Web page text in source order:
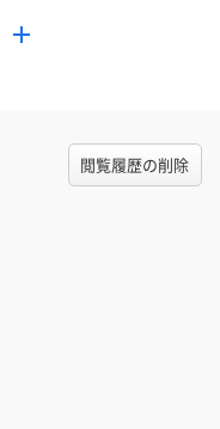
閲覧履歴の削除